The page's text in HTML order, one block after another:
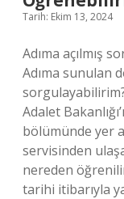
Tarih: Ekim 13, 2024
Adıma açılmış
Adıma sunulan
Adalet
bölümünde yer
servisinden
nereden
tarihi itibarıyla